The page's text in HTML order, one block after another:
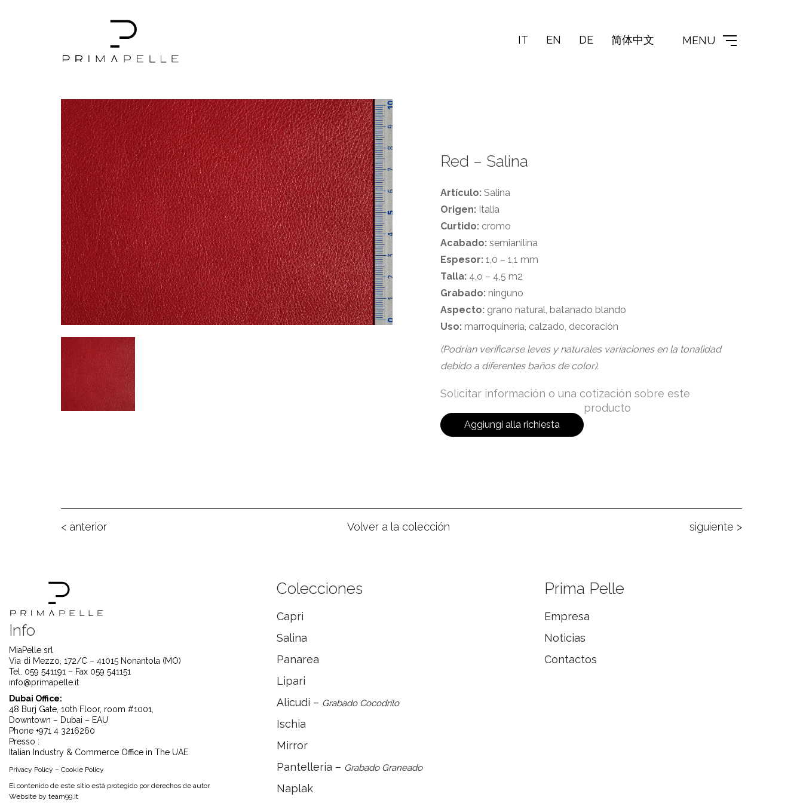
IT EN DE 简体中文 MENU
Red – Salina
Artículo: Salina
Origen: Italia
Curtido: cromo
Acabado: semianilina
Espesor: 1,0 – 1,1 mm
Talla: 4,o – 4,5 m2
Grabado: ninguno
Aspecto: grano natural, batanado blando
Uso: marroquinería, calzado, decoración
(Podrían verificarse leves y naturales variaciones en la tonalidad
debido a diferentes baños de color).
Solicitar información o una cotización sobre este
producto
Aggiungi alla richiesta
< anterior Volver a la colección siguiente >
Info
MiaPelle srl
Via di Mezzo, 172/C – 41015 Nonantola (MO)
Tel. 059 541191 – Fax 059 541151
info@primapelle.it
Dubai Office:
48 Burj Gate, 10th Floor, room #1001,
Downtown – Dubai – EAU
Phone +971 4 3216260
Presso :
Italian Industry & Commerce Office in The UAE
Privacy Policy – Cookie Policy
El contenido de este sitio está protegido por derechos de autor.
Website by team99.it
Colecciones
Capri
Salina
Panarea
Lipari
Alicudi – Grabado Cocodrilo
Ischia
Mirror
Pantelleria – Grabado Graneado
Naplak
Prima Pelle
Empresa
Noticias
Contactos